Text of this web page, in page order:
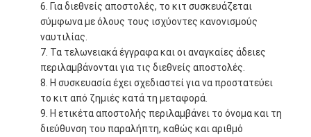
Για διεθνείς αποστολές, το κιτ συσκευάζεται
σύμφωνα με όλους τους ισχύοντες κανονισμούς
ναυτιλίας.
Τα τελωνειακά έγγραφα και οι αναγκαίες άδειες
περιλαμβάνονται για τις διεθνείς αποστολές.
Η συσκευασία έχει σχεδιαστεί για να προστατεύει
το κιτ από ζημιές κατά τη μεταφορά.
Η ετικέτα αποστολής περιλαμβάνει το όνομα και τη
διεύθυνση του παραλήπτη, καθώς και αριθμό